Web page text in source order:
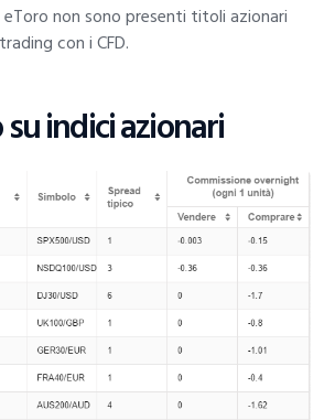
eToro non sono presenti titoli azionari
con i CFD.
su indici azionari